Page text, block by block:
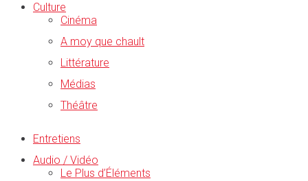
Culture
Cinéma
A moy que chault
Littérature
Médias
Théâtre
Entretiens
Audio / Vidéo
Le Plus d’Éléments